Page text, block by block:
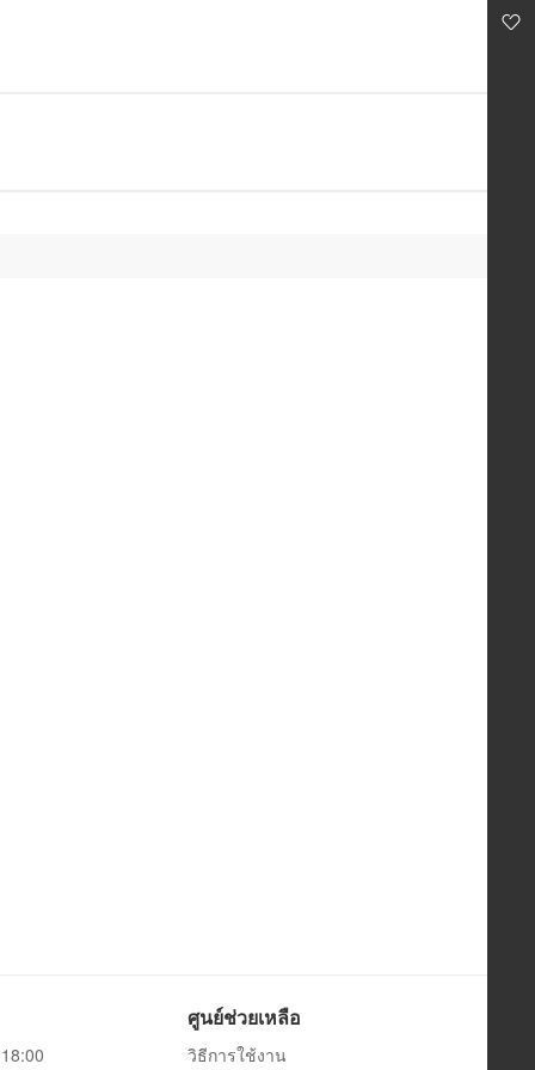
ศูนย์ช่วยเหลือ
วิธีการใช้งาน